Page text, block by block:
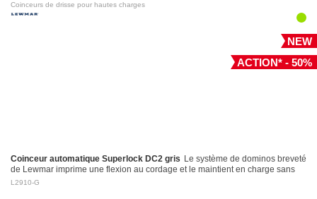
Coinceurs de drisse pour hautes charges
NEW
ACTION* - 50%
Coinceur automatique Superlock DC2 gris Le système de dominos breveté
de Lewmar imprime une flexion au cordage et le maintient en charge sans
l’endommager Largage contrôlé: le levier…
L2910-G